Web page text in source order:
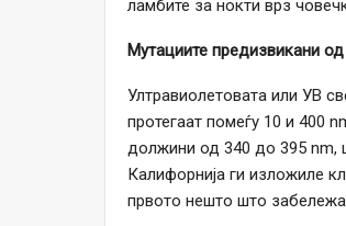
ламбите за нокти врз
Мутациите предизвикани
Ултравиолетовата или УВ
протегаат помеѓу 10 и 400
должини од 340 до 395 nm,
Калифорнија ги изложиле
првото нешто што